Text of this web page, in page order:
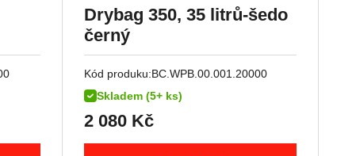
Skladem (5+ ks)
Drybag 350, 35 litrů-šedo
černý
Kód produku:BC.WPB.00.001.20000
2 080 Kč